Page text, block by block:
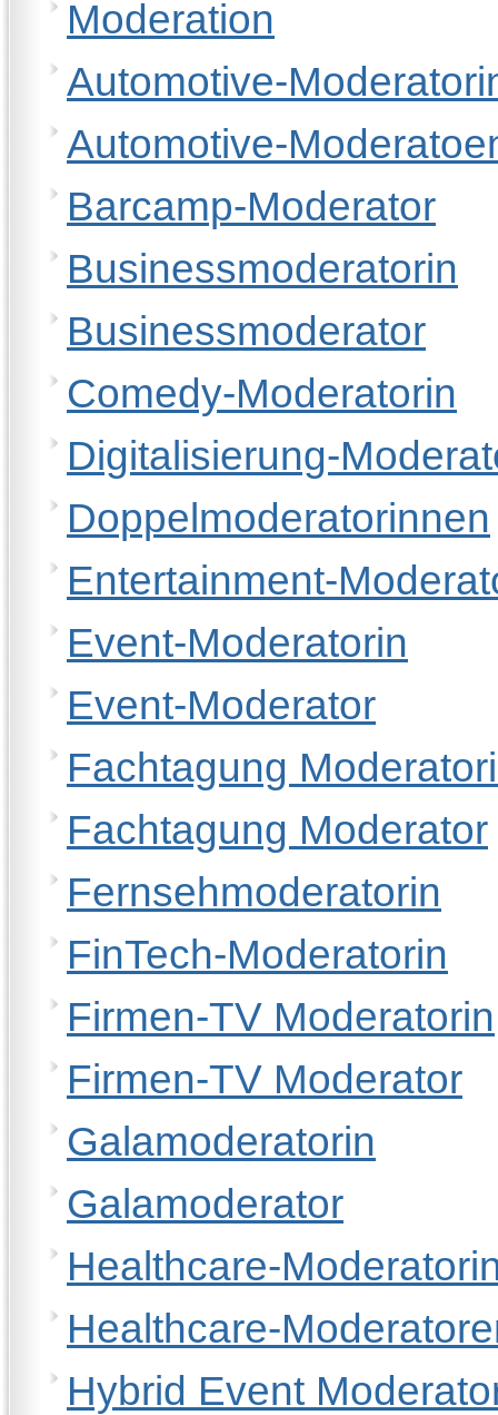
Moderation
Automotive-
Automotive-
Barcamp-Moderator
Businessmoderatorin
Businessmoderator
Comedy-Moderatorin
Digitalisierung-
Doppelmoderatorinnen
Entertainment-
Event-Moderatorin
Event-Moderator
Fachtagung
Fachtagung Moderator
Fernsehmoderatorin
FinTech-Moderatorin
Firmen-TV Moderatorin
Firmen-TV Moderator
Galamoderatorin
Galamoderator
Healthcare-
Healthcare-
Hybrid Event